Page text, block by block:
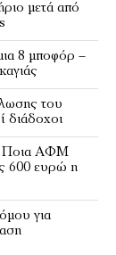
μετά από
8 μποφόρ –
του
διάδοχοι
Ποια ΑΦΜ
600 ευρώ η
για